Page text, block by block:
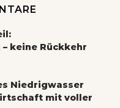
keine Rückkehr
Niedrigwasser
mit voller